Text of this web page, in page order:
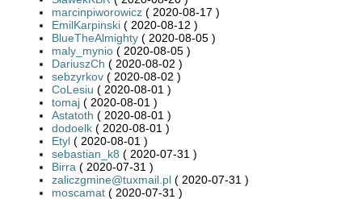
marcinpiworowicz ( 2020-08-17 )
EmilKarpinski ( 2020-08-12 )
BlueTheAlmighty ( 2020-08-05 )
maly_mynio ( 2020-08-05 )
DariuszCh ( 2020-08-02 )
sebzyrkov ( 2020-08-02 )
CoLesiu ( 2020-08-01 )
tomaj ( 2020-08-01 )
Astatoth ( 2020-08-01 )
dodoelk ( 2020-08-01 )
Etyl ( 2020-08-01 )
sebastian_k8 ( 2020-07-31 )
Birra ( 2020-07-31 )
zaliczgmine@tuxmail.pl ( 2020-07-31 )
moscamat ( 2020-07-31 )